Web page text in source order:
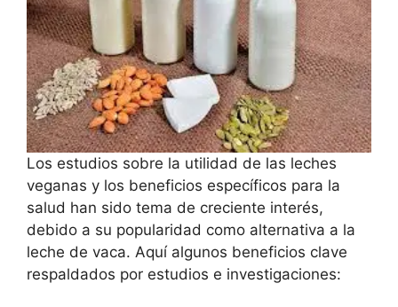
Los estudios sobre la utilidad de las leches
veganas y los beneficios específicos para la
salud han sido tema de creciente interés,
debido a su popularidad como alternativa a la
leche de vaca. Aquí algunos beneficios clave
respaldados por estudios e investigaciones: